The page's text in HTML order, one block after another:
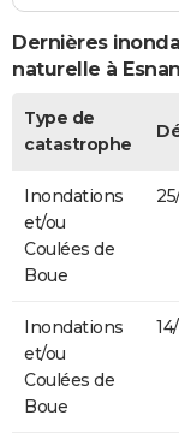
Dernières
naturelle à
Type de
catastrophe
Inondations
et/ou
Coulées de
Boue
Inondations
et/ou
Coulées de
Boue